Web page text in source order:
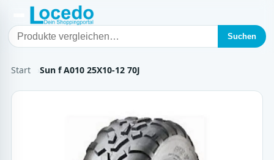
Suchen
Start Sun f A010 25X10-12 70J